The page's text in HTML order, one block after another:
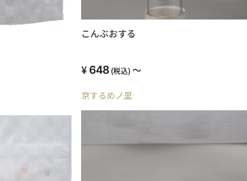
こんぶおする
648(税込) ～
京するめノ里